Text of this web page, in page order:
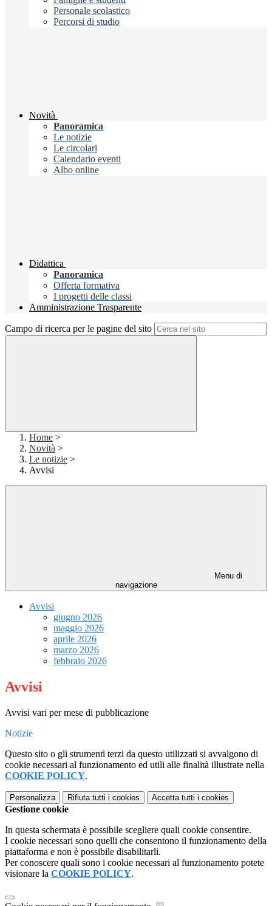
Personale scolastico
Percorsi di studio
Novità
Panoramica
Le notizie
Le circolari
Calendario eventi
Albo online
Didattica
Panoramica
Offerta formativa
I progetti delle classi
Amministrazione Trasparente
Campo di ricerca per le pagine del sito
Home >
Novità >
Le notizie >
Avvisi
Menu di
navigazione
Avvisi
giugno 2026
maggio 2026
aprile 2026
marzo 2026
febbraio 2026
Avvisi
Avvisi vari per mese di pubblicazione
Notizie
Questo sito o gli strumenti terzi da questo utilizzati si avvalgono di
cookie necessari al funzionamento ed utili alle finalità illustrate nella
COOKIE POLICY.
Personalizza Rifiuta tutti i cookies Accetta tutti i cookies
Gestione cookie
In questa schermata è possibile scegliere quali cookie consentire.
I cookie necessari sono quelli che consentono il funzionamento della
piattaforma e non è possibile disabilitarli.
Per conoscere quali sono i cookie necessari al funzionamento potete
visionare la COOKIE POLICY.